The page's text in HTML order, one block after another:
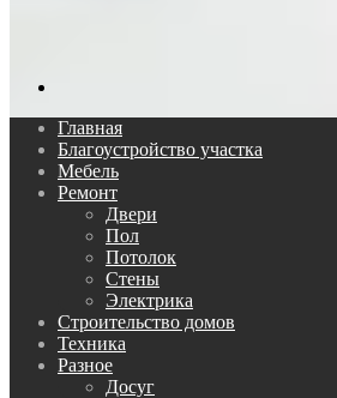
Главная
Благоустройство участка
Мебель
Ремонт
Двери
Пол
Потолок
Стены
Электрика
Строительство домов
Техника
Разное
Досуг